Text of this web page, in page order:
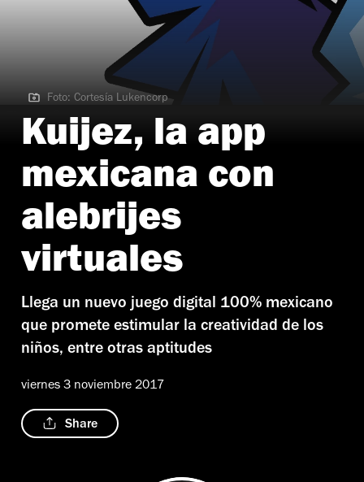
Foto: Cortesía Lukencorp
Foto: Cortesía Lukencorp
Kuijez, la app
mexicana con
alebrijes
virtuales
Llega un nuevo juego digital 100% mexicano
que promete estimular la creatividad de los
niños, entre otras aptitudes
viernes 3 noviembre 2017
Share